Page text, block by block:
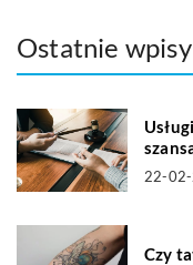
Ostatnie wpisy
22-
Czy